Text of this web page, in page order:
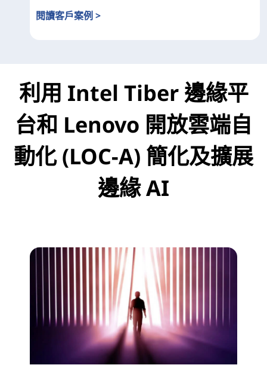
閱讀客戶案例 >
利用 Intel Tiber 邊緣平
台和 Lenovo 開放雲端自
動化 (LOC-A) 簡化及擴展
邊緣 AI